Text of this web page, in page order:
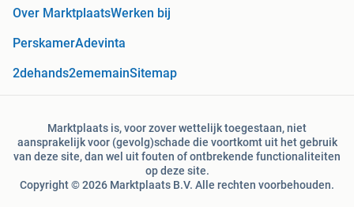
Over MarktplaatsWerken bij
PerskamerAdevinta
2dehands2ememainSitemap
Marktplaats is, voor zover wettelijk toegestaan, niet
aansprakelijk voor (gevolg)schade die voortkomt uit het gebruik
van deze site, dan wel uit fouten of ontbrekende functionaliteiten
op deze site.
Copyright © 2026 Marktplaats B.V. Alle rechten voorbehouden.